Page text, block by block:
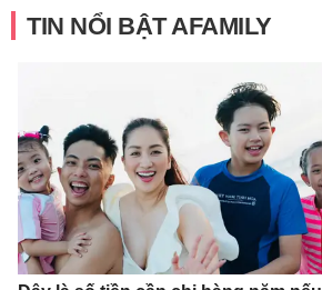
TIN NỔI BẬT AFAMILY